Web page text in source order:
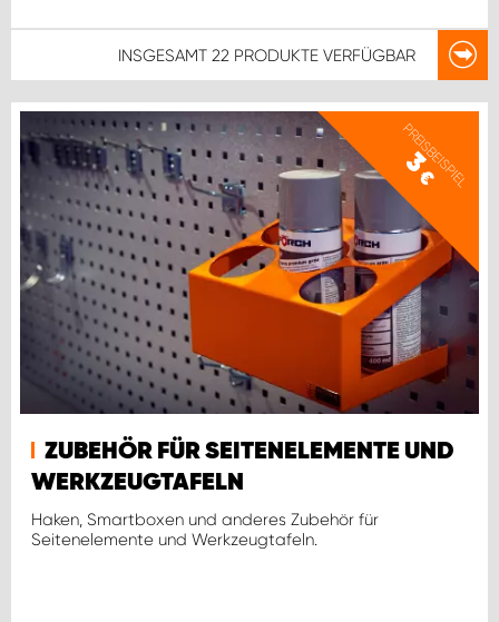
INSGESAMT 22 PRODUKTE VERFÜGBAR
PREISBEISPIEL
3
€
ZUBEHÖR FÜR SEITENELEMENTE UND
WERKZEUGTAFELN
Haken, Smartboxen und anderes Zubehör für
Seitenelemente und Werkzeugtafeln.